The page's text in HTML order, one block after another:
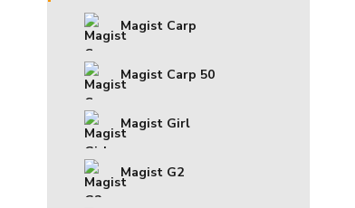
Magist Carp
Magist Carp 50
Magist Girl
Magist G2